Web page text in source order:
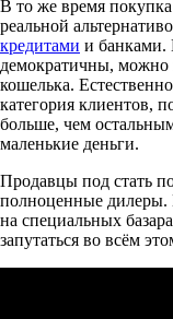
В то же время
реальной
кредитами и банками.
демократичны, можно
кошелька.
категория клиентов,
больше, чем
маленькие деньги.
Продавцы под стать
полноценные дилеры.
на специальных
запутаться во всём